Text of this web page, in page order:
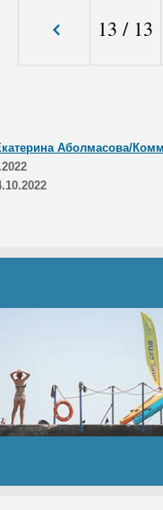
13 / 13
Аболмасова/